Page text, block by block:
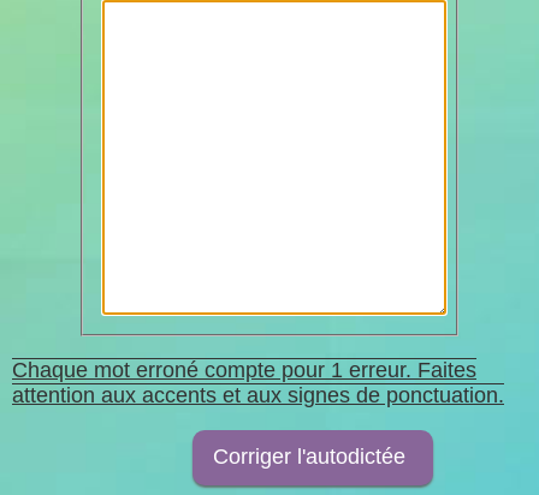
Chaque mot erroné compte pour 1 erreur. Faites
attention aux accents et aux signes de ponctuation.